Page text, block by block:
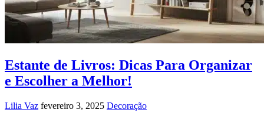
Estante de Livros: Dicas Para Organizar
e Escolher a Melhor!
Lilia Vaz fevereiro 3, 2025 Decoração